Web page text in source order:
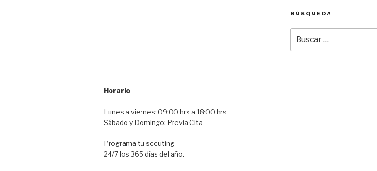
Horario
Lunes a viernes: 09:00 hrs a 18:00 hrs
Sábado y Domingo: Previa Cita
Programa tu scouting
24/7 los 365 días del año.
BÚSQUEDA
por: